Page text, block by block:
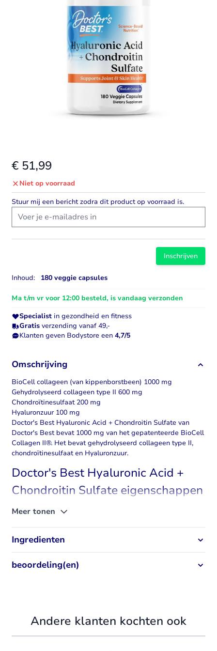
€ 51,99
Niet op voorraad
Stuur mij een bericht zodra dit product op voorraad is.
Inschrijven
Inhoud: 180 veggie capsules
Ma t/m vr voor 12:00 besteld, is vandaag verzonden
Specialist in gezondheid en fitness
Gratis verzending vanaf 49,-
Klanten geven Bodystore een 4,7/5
Omschrijving
BioCell collageen (van kippenborstbeen) 1000 mg
Gehydrolyseerd collageen type II 600 mg
Chondroïtinesulfaat 200 mg
Hyaluronzuur 100 mg
Doctor's Best Hyaluronic Acid + Chondroitin Sulfate van
Doctor's Best bevat 1000 mg van het gepatenteerde BioCell
Collagen II®. Het bevat gehydrolyseerd collageen type II,
chondroïtinesulfaat en Hyaluronzuur.
Doctor's Best Hyaluronic Acid +
Chondroitin Sulfate eigenschappen
Iedere dosering BioCell Collageen II is afkomstig van kippen
Hyaluronzuur. Het is gestandaardiseerd op 10%
hyaluronzuur, 20% chondroïtinesulfaat en 60% collageen
type II.
Meer tonen
Ingredienten
beoordeling(en)
Andere klanten kochten ook